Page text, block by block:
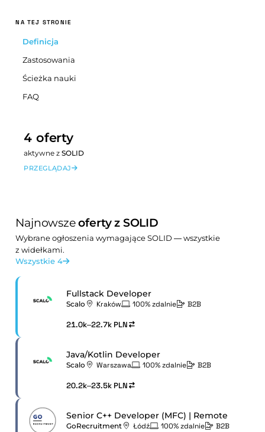
NA TEJ STRONIE
Definicja
Zastosowania
Ścieżka nauki
FAQ
4 oferty
aktywne zSOLID
PRZEGLĄDAJ
Najnowszeoferty z SOLID
Wybrane ogłoszenia wymagające SOLID — wszystkie
z widełkami.
Wszystkie 4
Fullstack Developer
Scalo Kraków 100% zdalnie B2B
21.0k–22.7k PLN
Java/Kotlin Developer
Scalo Warszawa 100% zdalnie B2B
20.2k–23.5k PLN
Senior C++ Developer (MFC) | Remote
GoRecruitment Łódź 100% zdalnie B2B